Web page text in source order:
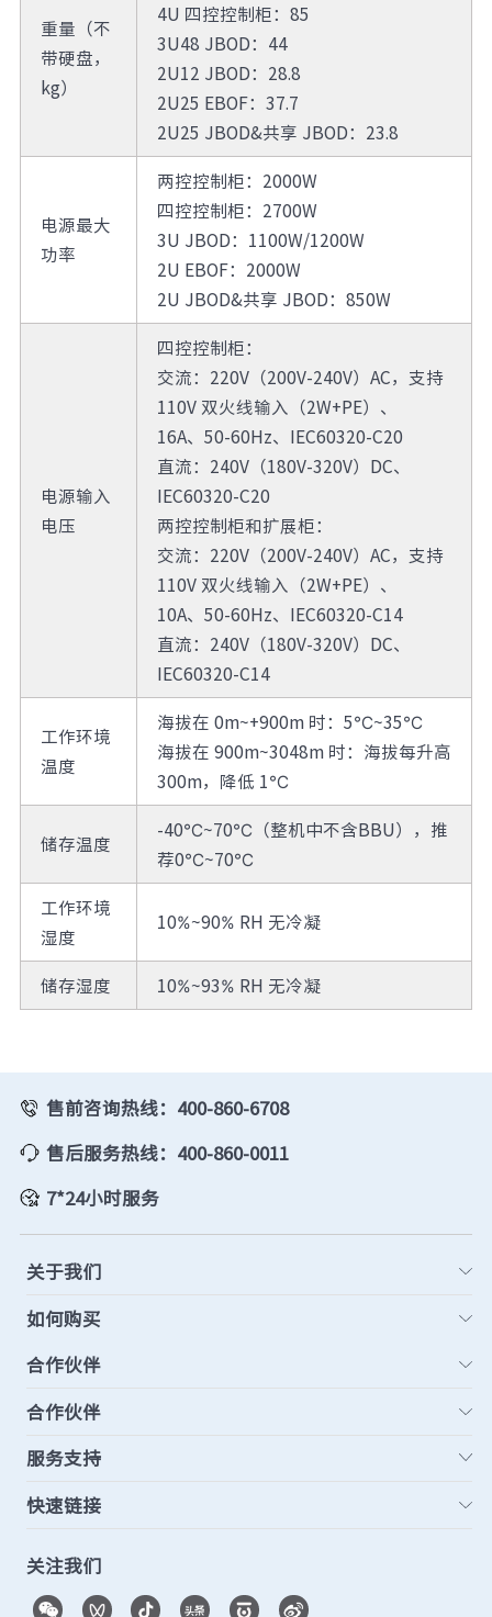
重量（不
带硬盘，
kg）
4U 四控控制柜：85
3U48 JBOD：44
2U12 JBOD：28.8
2U25 EBOF：37.7
2U25 JBOD&共享 JBOD：23.8
电源最大
功率
两控控制柜：2000W
四控控制柜：2700W
3U JBOD：1100W/1200W
2U EBOF：2000W
2U JBOD&共享 JBOD：850W
电源输入
电压
四控控制柜：
交流：220V（200V-240V）AC，支持
110V 双火线输入（2W+PE）、
16A、50-60Hz、IEC60320-C20
直流：240V（180V-320V）DC、
IEC60320-C20
两控控制柜和扩展柜：
交流：220V（200V-240V）AC，支持
110V 双火线输入（2W+PE）、
10A、50-60Hz、IEC60320-C14
直流：240V（180V-320V）DC、
IEC60320-C14
工作环境
温度
海拔在 0m~+900m 时：5℃~35℃
海拔在 900m~3048m 时：海拔每升高
300m，降低 1℃
储存温度
-40℃~70℃（整机中不含BBU），推
荐0℃~70℃
工作环境
湿度
10%~90% RH 无冷凝
储存湿度 10%~93% RH 无冷凝
售前咨询热线：400-860-6708
售后服务热线：400-860-0011
7*24小时服务
关于我们
如何购买
合作伙伴
合作伙伴
服务支持
快速链接
关注我们